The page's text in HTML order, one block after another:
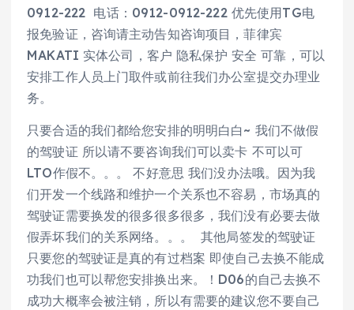
0912-222 电话：0912-0912-222 优先使用TG电
报免验证，咨询请主动告知咨询项目，菲律宾
MAKATI 实体公司，客户 隐私保护 安全 可靠，可以
安排工作人员上门取件或前往我们办公室提交办理业
务。
只要合适的我们都给您安排的明明白白~ 我们不做假
的驾驶证 所以请不要咨询我们可以卖卡 不可以可
LTO作假不。。。 不好意思 我们没办法哦。因为我
们开发一个线路和维护一个关系也不容易，市场真的
驾驶证需要换发的很多很多很多，我们没有必要去做
假弄坏我们的关系网络。。。 其他局签发的驾驶证
只要您的驾驶证是真的有过档案 即使自己去换不能成
功我们也可以帮您安排换出来。！D06的自己去换不
成功大概率会被注销，所以有需要的建议您不要自己